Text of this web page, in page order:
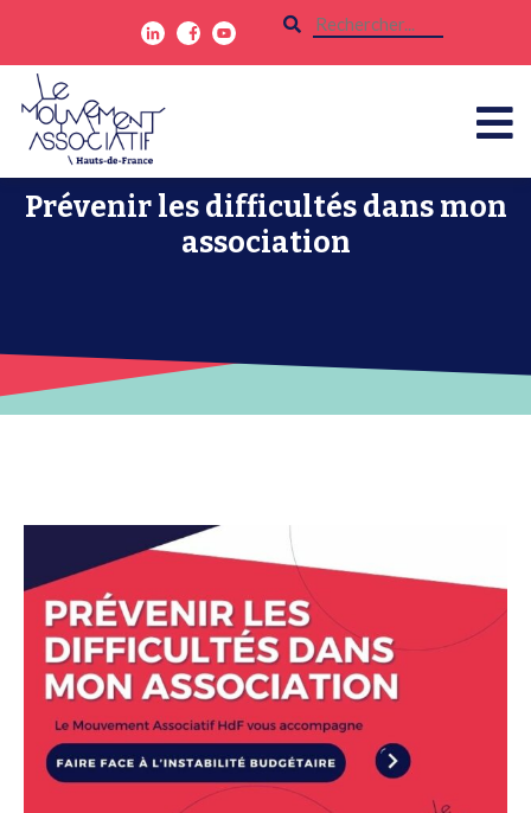
Prévenir les difficultés dans mon
association